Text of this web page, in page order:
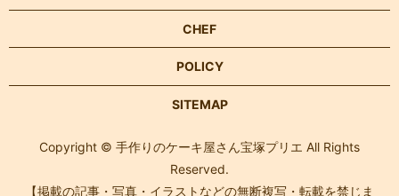
CHEF
POLICY
SITEMAP
Copyright © 手作りのケーキ屋さん宝塚プリエ All Rights
Reserved.
【掲載の記事・写真・イラストなどの無断複写・転載を禁じま